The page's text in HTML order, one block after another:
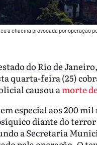
a chacina provocada por operação
do Rio de
quarta-feira (25)
causou a morte
especial aos 200
diante do
a Secretaria